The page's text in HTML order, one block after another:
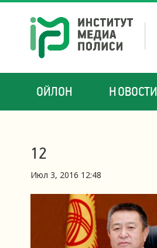
ОЙЛОН НОВОСТИ
12
Июл 3, 2016 12:48